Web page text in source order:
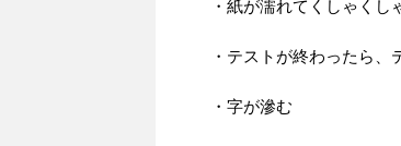
・紙が濡れてくしゃくし
・テストが終わったら
・字が滲む